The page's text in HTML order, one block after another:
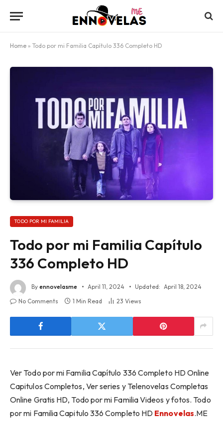
Home » Todo por mi Familia Capítulo 336 Completo HD
TODO POR MI FAMILIA
Todo por mi Familia Capítulo
336 Completo HD
By ennovelasme April 11, 2024 Updated: April 18, 2024
No Comments
1 Min Read 23 Views
Ver Todo por mi Familia Capítulo 336 Completo HD Online
Capitulos Completos, Ver series y Telenovelas Completas
Online Gratis HD, Todo por mi Familia Videos y fotos. Todo
por mi Familia Capitulo 336 Completo HD Ennovelas.ME